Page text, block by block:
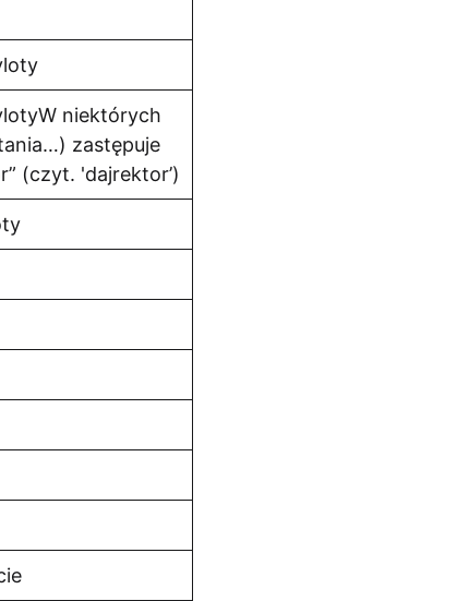
niektórych
zastępuje
(czyt. 'dajrektor’)